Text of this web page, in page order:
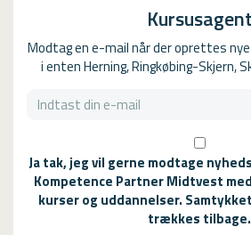
Kursusagent
Modtag en e-mail når der oprettes
i enten Herning, Ringkøbing-Skjern,
Ja tak, jeg vil gerne modtage
Kompetence Partner Midtvest
kurser og uddannelser.
trækkes tilbage.